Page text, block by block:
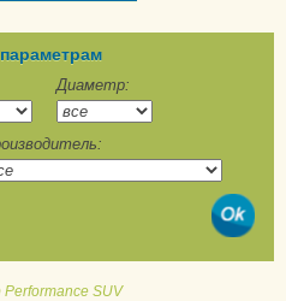
600
8
8 Performance
9
9 +
Cargo
Диаметр:
SUV